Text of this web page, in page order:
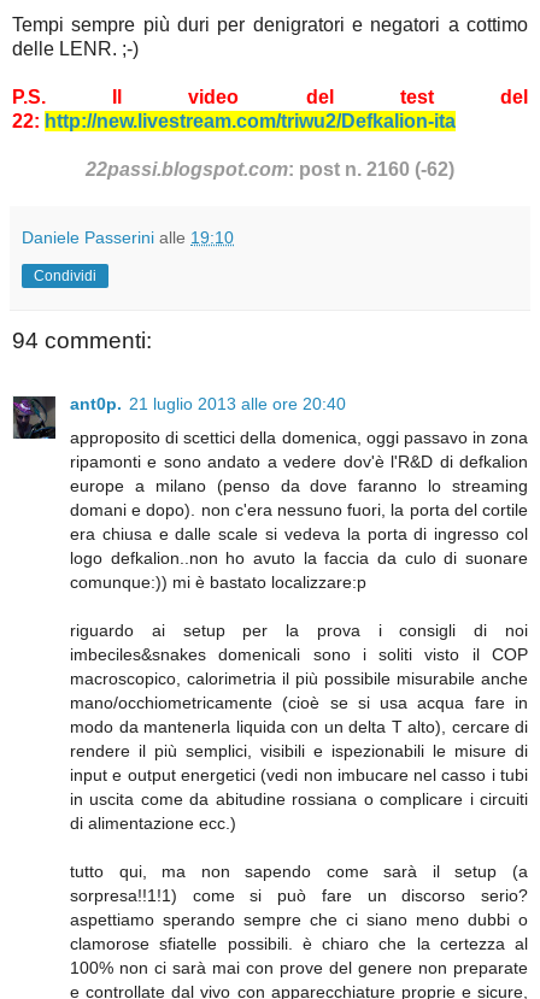
Tempi sempre più duri per denigratori e negatori a cottimo
delle LENR. ;-)
P.S. Il video del test del
22: http://new.livestream.com/triwu2/Defkalion-ita
22passi.blogspot.com: post n. 2160 (-62)
Daniele Passerini alle 19:10
Condividi
94 commenti:
ant0p. 21 luglio 2013 alle ore 20:40
approposito di scettici della domenica, oggi passavo in zona
ripamonti e sono andato a vedere dov'è l'R&D di defkalion
europe a milano (penso da dove faranno lo streaming
domani e dopo). non c'era nessuno fuori, la porta del cortile
era chiusa e dalle scale si vedeva la porta di ingresso col
logo defkalion..non ho avuto la faccia da culo di suonare
comunque:)) mi è bastato localizzare:p
riguardo ai setup per la prova i consigli di noi
imbeciles&snakes domenicali sono i soliti visto il COP
macroscopico, calorimetria il più possibile misurabile anche
mano/occhiometricamente (cioè se si usa acqua fare in
modo da mantenerla liquida con un delta T alto), cercare di
rendere il più semplici, visibili e ispezionabili le misure di
input e output energetici (vedi non imbucare nel casso i tubi
in uscita come da abitudine rossiana o complicare i circuiti
di alimentazione ecc.)
tutto qui, ma non sapendo come sarà il setup (a
sorpresa!!1!1) come si può fare un discorso serio?
aspettiamo sperando sempre che ci siano meno dubbi o
clamorose sfiatelle possibili. è chiaro che la certezza al
100% non ci sarà mai con prove del genere non preparate
e controllate dal vivo con apparecchiature proprie e sicure,